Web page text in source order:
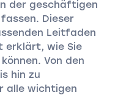
der geschäftigen
Dieser
Leitfaden
erklärt, wie Sie
Von den
hin zu
alle wichtigen